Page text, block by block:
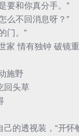
要和你真分手。”
么不回消息呀？”
门。”
家 情有独钟 破镜
施野
回头草
的透视装，“开怀